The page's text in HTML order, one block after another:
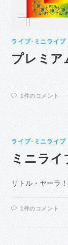
ライブ･ミニライブ
プレミア
1件のコメント
ライブ･ミニライブ
ミニライ
リトル・ヤーラ
1件のコメント